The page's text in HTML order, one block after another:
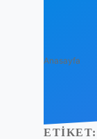
Anasayfa
ETIKET: